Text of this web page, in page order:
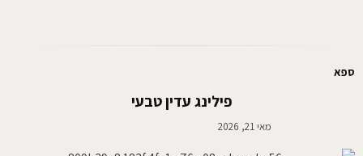
ספא
פילינג עדין טבעי
מאי 21, 2026